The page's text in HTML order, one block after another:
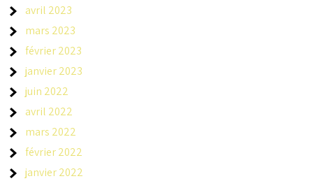
avril 2023
mars 2023
février 2023
janvier 2023
juin 2022
avril 2022
mars 2022
février 2022
janvier 2022